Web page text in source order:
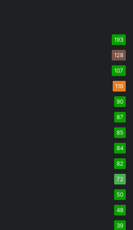
193
128
107
116
90
87
85
84
82
72
50
48
39